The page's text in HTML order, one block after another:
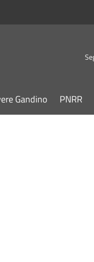
Gandino PNRR